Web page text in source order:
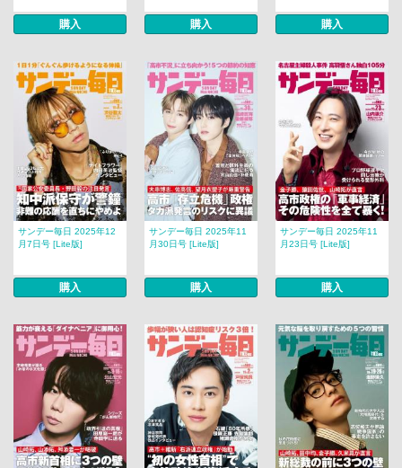
購入 購入 購入
サンデー毎日 2025年12
月7日号 [Lite版]
購入
サンデー毎日 2025年11
月30日号 [Lite版]
購入
サンデー毎日 2025年11
月23日号 [Lite版]
購入